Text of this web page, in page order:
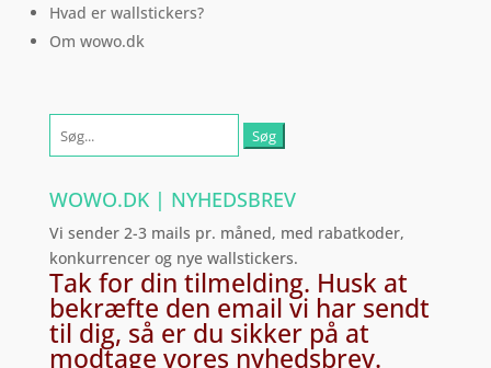
Hvad er wallstickers?
Om wowo.dk
efter:
WOWO.DK | NYHEDSBREV
Vi sender 2-3 mails pr. måned, med rabatkoder,
konkurrencer og nye wallstickers.
Tak for din tilmelding. Husk at
bekræfte den email vi har sendt
til dig, så er du sikker på at
modtage vores nyhedsbrev.